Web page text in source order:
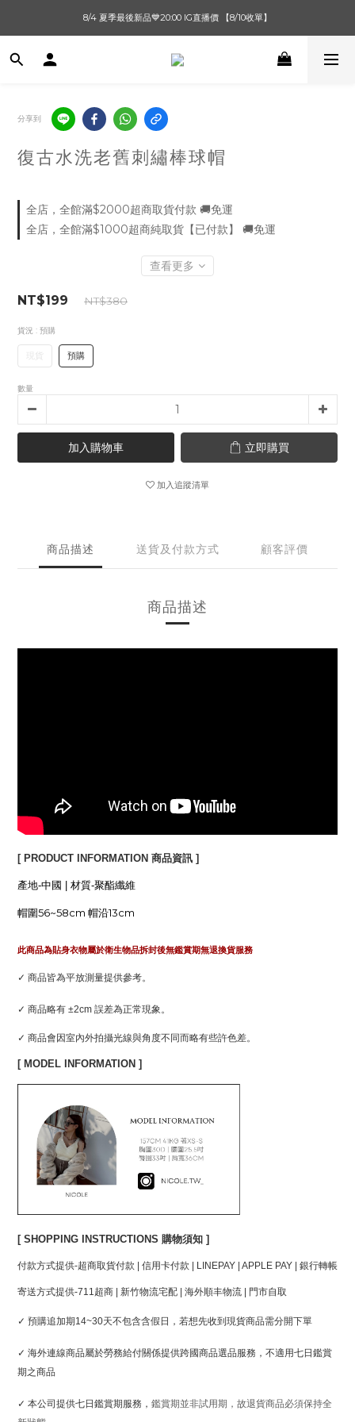
單筆滿$1000【先付款】 / 滿$2000【超取付款】 🚚免運費
8/4 夏季最後新品💙20:00 IG直播價 【8/10收單】
單筆滿$1000【先付款】 / 滿$2000【超取付款】 🚚免運費
分享到
復古水洗老舊刺繡棒球帽
全店，全館滿$2000超商取貨付款 🚚免運
全店，全館滿$1000超商純取貨【已付款】 🚚免運
查看更多
NT$199 NT$380
貨況 : 預購
預購
數量
加入購物車 立即購買
加入追蹤清單
商品描述 送貨及付款方式 顧客評價
商品描述
[ PRODUCT INFORMATION 商品資訊 ]
產地-中國 | 材質-聚酯纖維
帽圍56~58cm 帽沿13cm
此商品為貼身衣物屬於衛生物品拆封後無鑑賞期無退換貨服務
✓ 商品皆為平放測量提供參考。
✓ 商品略有 ±2cm 誤差為正常現象。
✓ 商品會因室內外拍攝光線與角度不同而略有些許色差。
[ MODEL INFORMATION ]
[ SHOPPING INSTRUCTIONS 購物須知 ]
付款方式提供-超商取貨付款 | 信用卡付款 | LINEPAY | APPLE PAY | 銀行轉帳
寄送方式提供-711超商 | 新竹物流宅配 | 海外順丰物流 | 門市自取
✓ 預購追加期14~30天不包含含假日，若想先收到現貨商品需分開下單
✓ 海外連線商品屬於勞務給付關係提供跨國商品選品服務，不適用七日鑑賞
期之商品
✓ 本公司提供七日鑑賞期服務， 鑑賞期並非試用期，故退貨商品必須保持全